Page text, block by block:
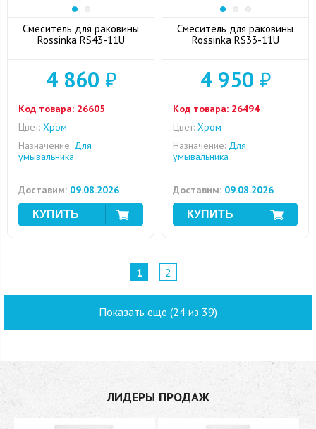
Смеситель для раковины
Rossinka RS43-11U
4 860 ₽
Код товара: 26605
Цвет: Хром
Назначение: Для
умывальника
Доставим: 09.08.2026
Смеситель для раковины
Rossinka RS33-11U
4 950 ₽
Код товара: 26494
Цвет: Хром
Назначение: Для
умывальника
Доставим: 09.08.2026
1 2
Показать еще (24 из 39)
ЛИДЕРЫ ПРОДАЖ